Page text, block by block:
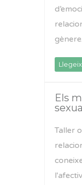
gènere.
Els
Taller